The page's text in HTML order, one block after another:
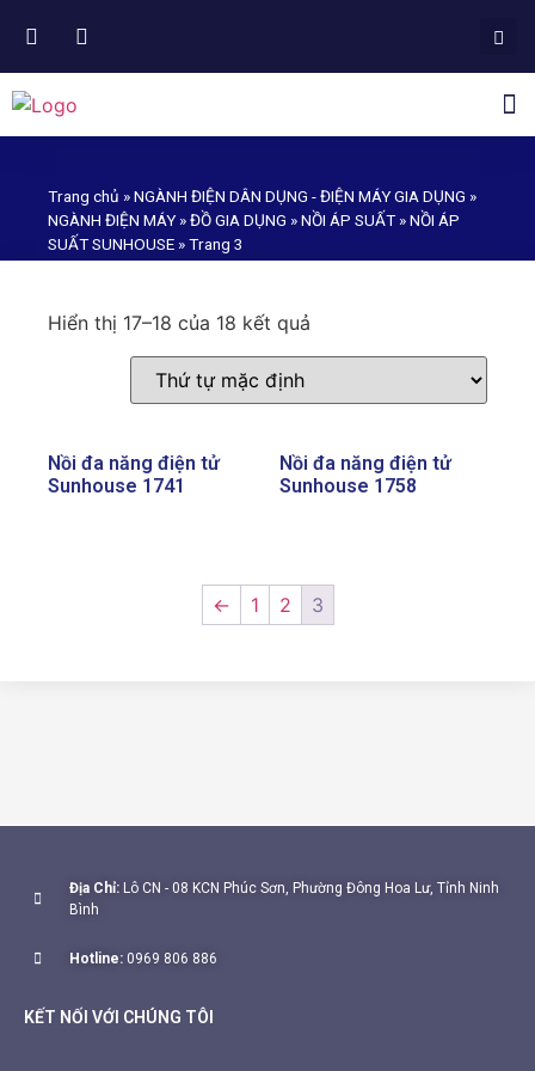
Trang chủ »NGÀNH ĐIỆN DÂN DỤNG - ĐIỆN MÁY GIA DỤNG »
NGÀNH ĐIỆN MÁY»ĐỒ GIA DỤNG »NỒI ÁP SUẤT»NỒI ÁP
SUẤT SUNHOUSE »Trang 3
PHÁT TRIỂN
Hiển thị 17–18 của 18 kết quả
Nồi đa năng điện tử
Sunhouse 1741
Nồi đa năng điện tử
Sunhouse 1758
← 1 2 3
Địa Chỉ: Lô CN - 08 KCN Phúc Sơn, Phường Đông Hoa Lư, Tỉnh Ninh
Bình
Hotline: 0969 806 886
KẾT NỐI VỚI CHÚNG TÔI